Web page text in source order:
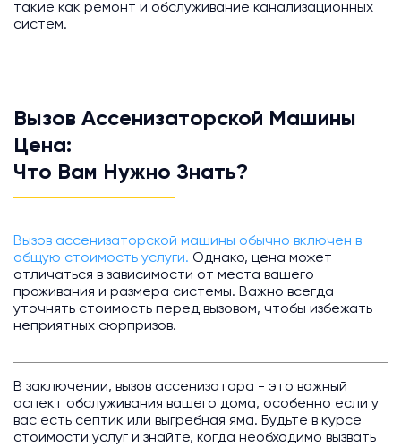
такие как ремонт и обслуживание канализационных
систем.
Вызов Ассенизаторской Машины
Цена:
Что Вам Нужно Знать?
Вызов ассенизаторской машины обычно включен в
общую стоимость услуги. Однако, цена может
отличаться в зависимости от места вашего
проживания и размера системы. Важно всегда
уточнять стоимость перед вызовом, чтобы избежать
неприятных сюрпризов.
В заключении, вызов ассенизатора - это важный
аспект обслуживания вашего дома, особенно если у
вас есть септик или выгребная яма. Будьте в курсе
стоимости услуг и знайте, когда необходимо вызвать